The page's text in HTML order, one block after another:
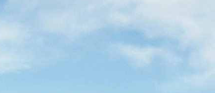
VOYAGE VERS
SANS